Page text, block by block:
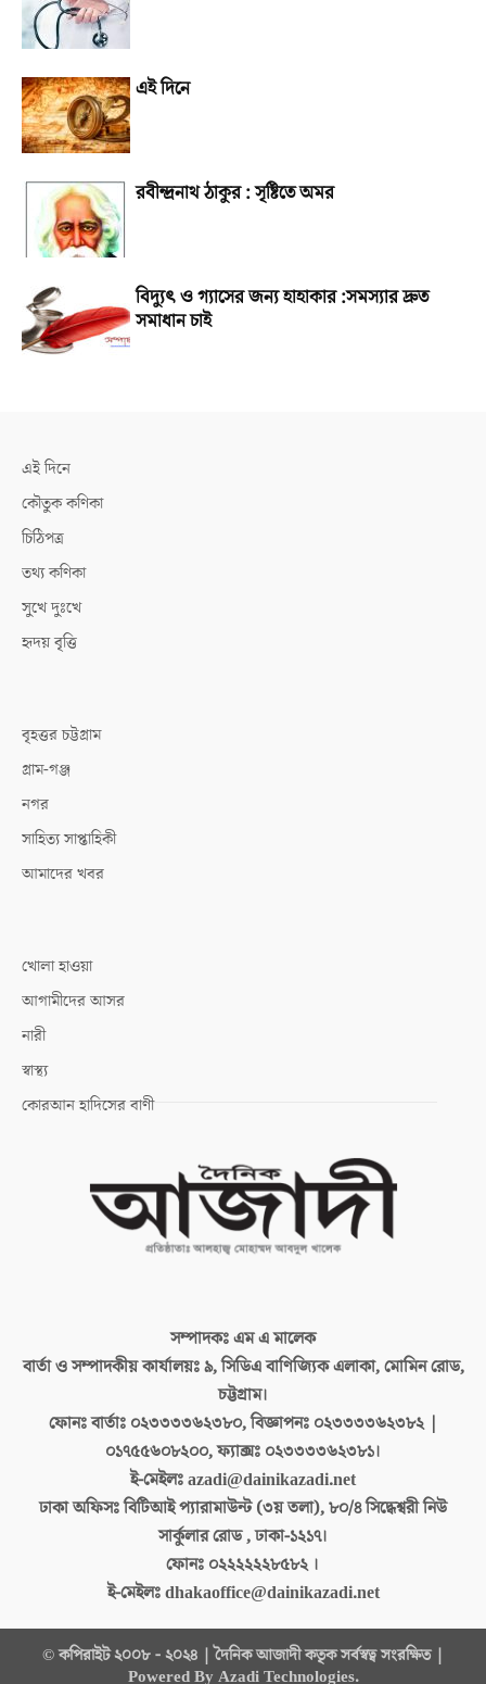
এই দিনে
রবীন্দ্রনাথ ঠাকুর : সৃষ্টিতে অমর
বিদ্যুৎ ও গ্যাসের জন্য হাহাকার :সমস্যার দ্রুত
সমাধান চাই
এই দিনে
কৌতুক কণিকা
চিঠিপত্র
তথ্য কণিকা
সুখে দুঃখে
হৃদয় বৃত্তি
বৃহত্তর চট্টগ্রাম
গ্রাম-গঞ্জ
নগর
সাহিত্য সাপ্তাহিকী
আমাদের খবর
খোলা হাওয়া
আগামীদের আসর
নারী
স্বাস্থ্য
কোরআন হাদিসের বাণী
সম্পাদকঃএম এ মালেক
বার্তা ও সম্পাদকীয় কার্যালয়ঃ৯, সিডিএ বাণিজ্যিক এলাকা, মোমিন রোড,
চট্টগ্রাম।
ফোনঃ বার্তাঃ ০২৩৩৩৩৬২৩৮০, বিজ্ঞাপনঃ ০২৩৩৩৩৬২৩৮২ |
০১৭৫৫৬০৮২০০, ফ্যাক্সঃ ০২৩৩৩৩৬২৩৮১।
ই-মেইলঃazadi@dainikazadi.net
ঢাকা অফিসঃবিটিআই প্যারামাউন্ট (৩য় তলা), ৮০/৪ সিদ্ধেশ্বরী নিউ
সার্কুলার রোড , ঢাকা-১২১৭।
ফোনঃ ০২২২২২২৮৫৮২ ।
ই-মেইলঃdhakaoffice@dainikazadi.net
© কপিরাইট ২০০৮ - ২০২৪ | দৈনিক আজাদী কতৃক সর্বস্বত্ব সংরক্ষিত |
Powered By Azadi Technologies.